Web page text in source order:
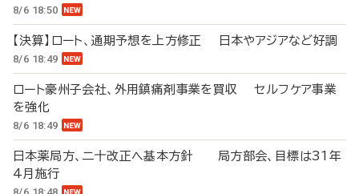
8/6 18:50
【決算】ロート、通期予想を上方修正 日本やアジアなど好調
8/6 18:49
ロート豪州子会社、外用鎮痛剤事業を買収 セルフケア事業
を強化
8/6 18:49
日本薬局方、二十改正へ基本方針 局方部会、目標は31年
4月施行